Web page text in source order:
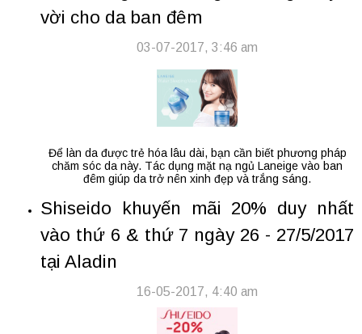
vời cho da ban đêm
03-07-2017, 3:46 am
Để làn da được trẻ hóa lâu dài, bạn cần biết phương pháp
chăm sóc da này. Tác dụng mặt nạ ngủ Laneige vào ban
đêm giúp da trở nên xinh đẹp và trắng sáng.
Shiseido khuyến mãi 20% duy nhất
vào thứ 6 & thứ 7 ngày 26 - 27/5/2017
tại Aladin
16-05-2017, 4:40 am